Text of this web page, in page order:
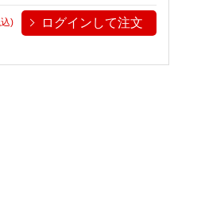
部統制の基本から、明日から
) ログインして注文